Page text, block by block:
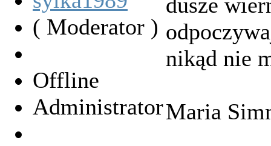
( Moderator )
Offline
Administrator
nikąd nie
Maria